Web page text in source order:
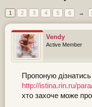
1 2 3 4 5 6 →
Vendy
Active Member
Пропоную
http://istina.rin.ru/
хто захоче може